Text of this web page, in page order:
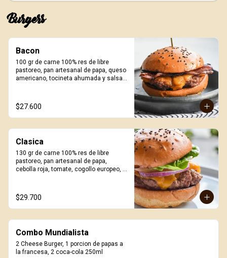
Burgers
Bacon
100 gr de carne 100% res de libre
pastoreo, pan artesanal de papa, queso
americano, tocineta ahumada y salsa
$27.600
Clasica
130 gr de carne 100% res de libre
pastoreo, pan artesanal de papa,
cebolla roja, tomate, cogollo europeo,
$29.700
Combo Mundialista
2 Cheese Burger, 1 porcion de papas a
la francesa, 2 coca-cola 250ml